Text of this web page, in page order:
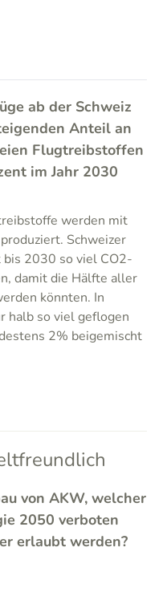
ab der Schweiz
Anteil an
Flugtreibstoffen
im Jahr 2030
werden mit
Schweizer
2030 so viel CO2-
damit die Hälfte aller
könnten. In
halb so viel geflogen
2% beigemischt
von AKW, welcher
2050 verboten
erlaubt werden?